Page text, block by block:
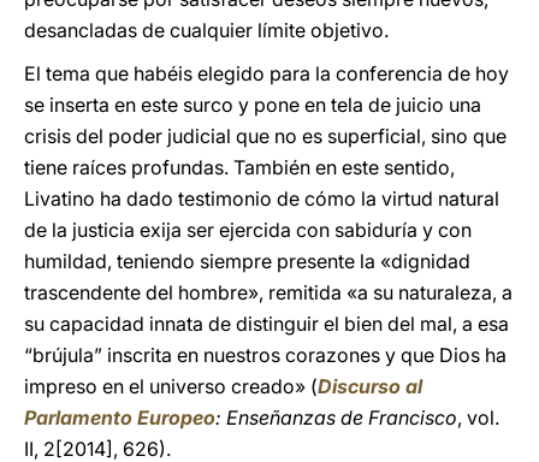
desancladas de cualquier límite objetivo.
El tema que habéis elegido para la conferencia de hoy
se inserta en este surco y pone en tela de juicio una
crisis del poder judicial que no es superficial, sino que
tiene raíces profundas. También en este sentido,
Livatino ha dado testimonio de cómo la virtud natural
de la justicia exija ser ejercida con sabiduría y con
humildad, teniendo siempre presente la «dignidad
trascendente del hombre», remitida «a su naturaleza, a
su capacidad innata de distinguir el bien del mal, a esa
“brújula” inscrita en nuestros corazones y que Dios ha
impreso en el universo creado» (Discurso al
Parlamento Europeo: Enseñanzas de Francisco, vol.
II, 2[2014], 626).